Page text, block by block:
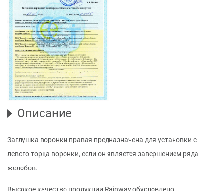
Описание
Заглушка воронки правая предназначена для установки с
левого торца воронки, если он является завершением ряда
желобов.
Высокое качество продукции Rainway обусловлено